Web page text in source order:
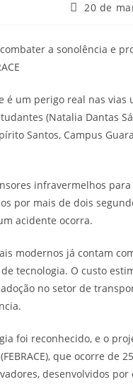
20 de
a sonolência e
é um perigo real nas
(Natalia Dantas
Santos, Campus
infravermelhos
por mais de dois
acidente ocorra.
modernos já contam
tecnologia. O custo
no setor de
foi reconhecido, e o
que ocorre de
desenvolvidos